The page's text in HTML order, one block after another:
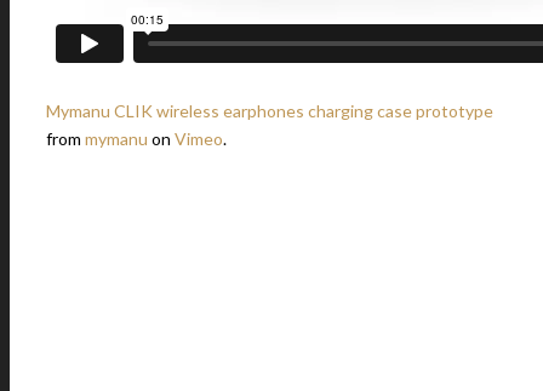
Mymanu CLIK wireless earphones charging case prototype
from mymanu on Vimeo.